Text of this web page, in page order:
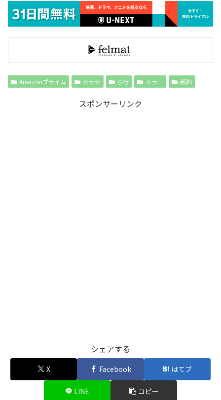
Amazonプライム ☆☆☆ ら行 ホラー 邦画
スポンサーリンク
シェアする
X Facebook はてブ
LINE コピー